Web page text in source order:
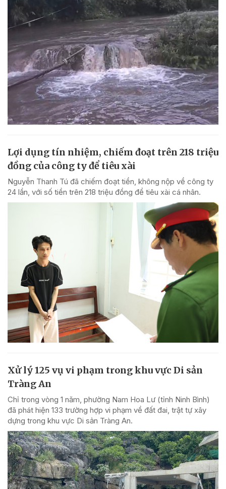
Lợi dụng tín nhiệm, chiếm đoạt trên 218 triệu
đồng của công ty để tiêu xài
Nguyễn Thanh Tú đã chiếm đoạt tiền, không nộp về công ty
24 lần, với số tiền trên 218 triệu đồng để tiêu xài cá nhân.
Xử lý 125 vụ vi phạm trong khu vực Di sản
Tràng An
Chỉ trong vòng 1 năm, phường Nam Hoa Lư (tỉnh Ninh Bình)
đã phát hiện 133 trường hợp vi phạm về đất đai, trật tự xây
dựng trong khu vực Di sản Tràng An.